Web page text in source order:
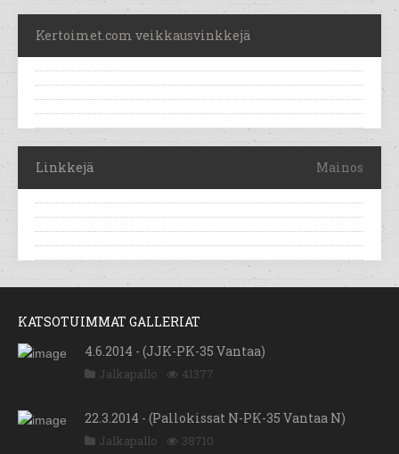
Kertoimet.com veikkausvinkkejä
Linkkejä Mainos
KATSOTUIMMAT GALLERIAT
4.6.2014 - (JJK-PK-35 Vantaa)
Jalkapallo 41377
22.3.2014 - (Pallokissat N-PK-35 Vantaa N)
Jalkapallo 38710